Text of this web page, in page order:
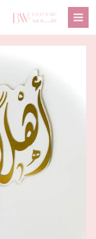
تخطي
المحتوى